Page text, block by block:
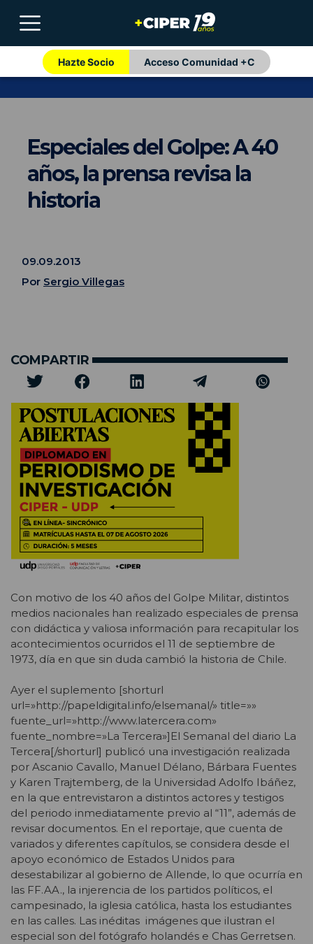
Hazte Socio Acceso Comunidad +C
Especiales del Golpe: A 40
años, la prensa revisa la
historia
09.09.2013
Por Sergio Villegas
COMPARTIR
Con motivo de los 40 años del Golpe Militar, distintos
medios nacionales han realizado especiales de prensa
con didáctica y valiosa información para recapitular los
acontecimientos ocurridos el 11 de septiembre de
1973, día en que sin duda cambió la historia de Chile.
Ayer el suplemento [shorturl
url=»http://papeldigital.info/elsemanal/» title=»»
fuente_url=»http://www.latercera.com»
fuente_nombre=»La Tercera»]El Semanal del diario La
Tercera[/shorturl] publicó una investigación realizada
por Ascanio Cavallo, Manuel Délano, Bárbara Fuentes
y Karen Trajtemberg, de la Universidad Adolfo Ibáñez,
en la que entrevistaron a distintos actores y testigos
del periodo inmediatamente previo al “11”, además de
revisar documentos. En el reportaje, que cuenta de
variados y diferentes capítulos, se considera desde el
apoyo económico de Estados Unidos para
desestabilizar al gobierno de Allende, lo que ocurría en
las FF.AA., la injerencia de los partidos políticos, el
campesinado, la iglesia católica, hasta los estudiantes
en las calles. Las inéditas imágenes que ilustran el
especial son del fotógrafo holandés e Chas Gerretsen.